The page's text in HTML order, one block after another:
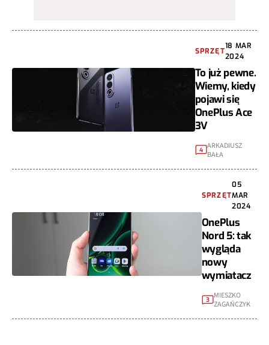
SPRZĘT
18 MAR
2024
To już pewne.
Wiemy, kiedy
pojawi się
OnePlus Ace
3V
4 ARKADIUSZ
BAŁA
SPRZĘT
05
MAR
2024
OnePlus
Nord 5: tak
wygląda
nowy
wymiatacz
3 MIESZKO
ZAGAŃCZYK